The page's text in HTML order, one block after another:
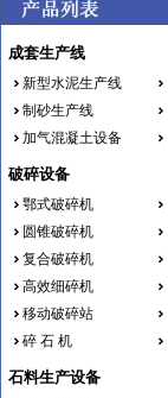
成套生产线
新型水泥生产线
制砂生产线
加气混凝土设备
破碎设备
鄂式破碎机
圆锥破碎机
复合破碎机
高效细碎机
移动破碎站
碎 石 机
石料生产设备